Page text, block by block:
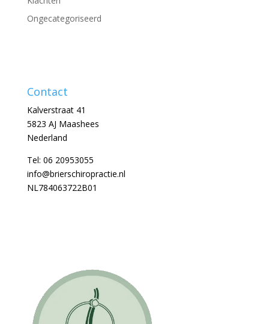
Ongecategoriseerd
Contact
Kalverstraat 41
5823 AJ Maashees
Nederland
Tel: 06 20953055
info@brierschiropractie.nl
NL784063722B01